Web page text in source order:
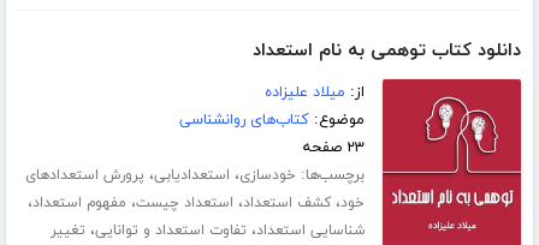
دانلود کتاب توهمی به نام استعداد
از: میلاد علیزاده
موضوع:کتاب‌های روانشناسی
۲۳ صفحه
برچسب‌ها: خودسازی، استعدادیابی، پرورش استعدادهای
خود،کشف استعداد، استعداد چیست، مفهوم استعداد،
شناسایی استعداد، تفاوت استعداد و توانایی، تغییر